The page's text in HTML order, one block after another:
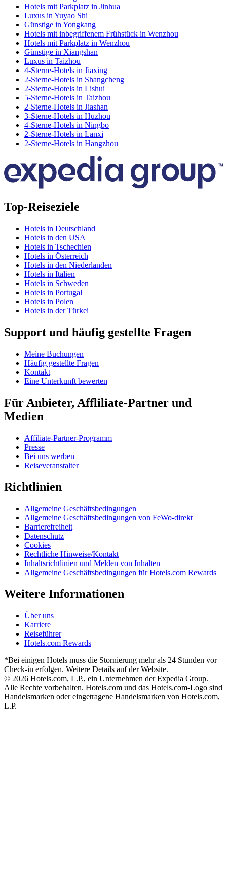
Hotels mit Parkplatz in Jinhua
Luxus in Yuyao Shi
Günstige in Yongkang
Hotels mit inbegriffenem Frühstück in Wenzhou
Hotels mit Parkplatz in Wenzhou
Günstige in Xiangshan
Luxus in Taizhou
4-Sterne-Hotels in Jiaxing
2-Sterne-Hotels in Shangcheng
2-Sterne-Hotels in Lishui
5-Sterne-Hotels in Taizhou
2-Sterne-Hotels in Jiashan
3-Sterne-Hotels in Huzhou
4-Sterne-Hotels in Ningbo
2-Sterne-Hotels in Lanxi
2-Sterne-Hotels in Hangzhou
Top-Reiseziele
Hotels in Deutschland
Hotels in den USA
Hotels in Tschechien
Hotels in Österreich
Hotels in den Niederlanden
Hotels in Italien
Hotels in Schweden
Hotels in Portugal
Hotels in Polen
Hotels in der Türkei
Support und häufig gestellte Fragen
Meine Buchungen
Häufig gestellte Fragen
Kontakt
Eine Unterkunft bewerten
Für Anbieter, Affliliate-Partner und
Medien
Affiliate-Partner-Programm
Presse
Bei uns werben
Reiseveranstalter
Richtlinien
Allgemeine Geschäftsbedingungen
Allgemeine Geschäftsbedingungen von FeWo-direkt
Barrierefreiheit
Datenschutz
Cookies
Rechtliche Hinweise/Kontakt
Inhaltsrichtlinien und Melden von Inhalten
Allgemeine Geschäftsbedingungen für Hotels.com Rewards
Weitere Informationen
Über uns
Karriere
Reiseführer
Hotels.com Rewards
*Bei einigen Hotels muss die Stornierung mehr als 24 Stunden vor
Check-in erfolgen. Weitere Details auf der Website.
© 2026 Hotels.com, L.P., ein Unternehmen der Expedia Group.
Alle Rechte vorbehalten. Hotels.com und das Hotels.com-Logo sind
Handelsmarken oder eingetragene Handelsmarken von Hotels.com,
L.P.